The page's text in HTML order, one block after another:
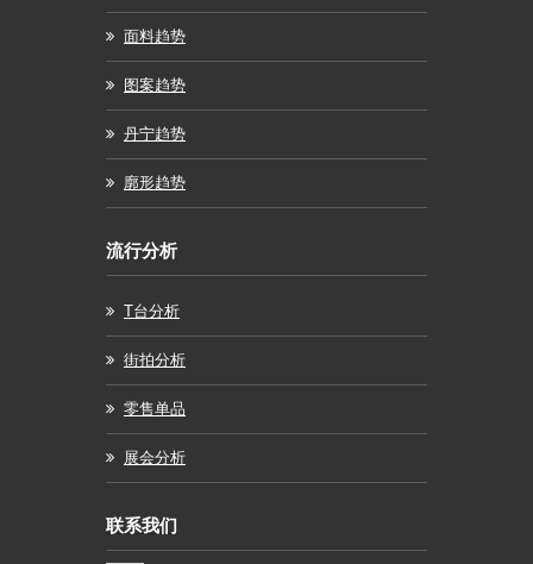
面料趋势
图案趋势
丹宁趋势
廓形趋势
流行分析
T台分析
街拍分析
零售单品
展会分析
联系我们